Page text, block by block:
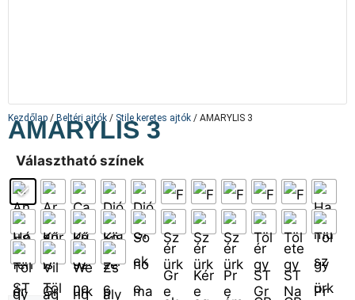
Kezdőlap / Beltéri ajtók / Stile keretes ajtók / AMARYLIS 3
AMARYLIS 3
Választható színek